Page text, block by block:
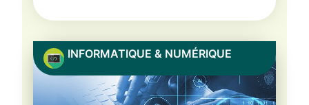
INFORMATIQUE & NUMÉRIQUE